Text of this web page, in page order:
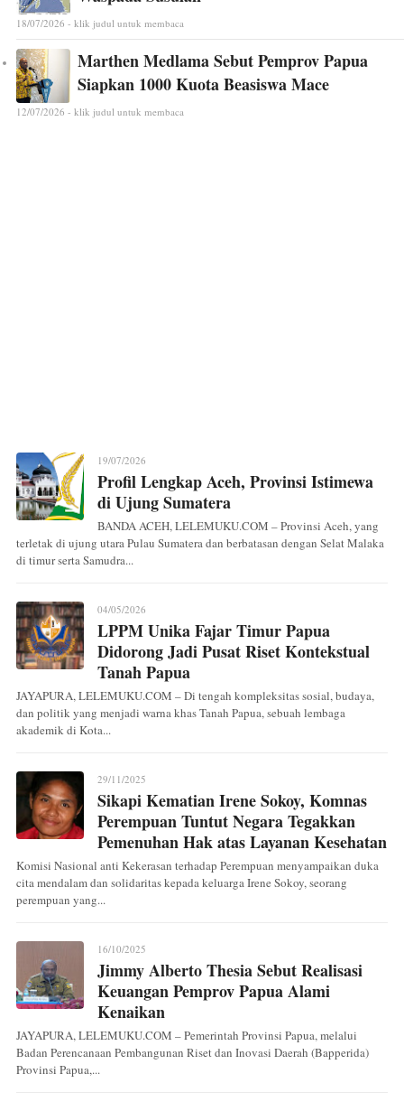
18/07/2026 - klik judul untuk membaca
Marthen Medlama Sebut Pemprov Papua
Siapkan 1000 Kuota Beasiswa Mace
12/07/2026 - klik judul untuk membaca
19/07/2026
Profil Lengkap Aceh, Provinsi Istimewa
di Ujung Sumatera
BANDA ACEH, LELEMUKU.COM – Provinsi Aceh, yang
terletak di ujung utara Pulau Sumatera dan berbatasan dengan Selat Malaka
di timur serta Samudra...
04/05/2026
LPPM Unika Fajar Timur Papua
Didorong Jadi Pusat Riset Kontekstual
Tanah Papua
JAYAPURA, LELEMUKU.COM – Di tengah kompleksitas sosial, budaya,
dan politik yang menjadi warna khas Tanah Papua, sebuah lembaga
akademik di Kota...
29/11/2025
Sikapi Kematian Irene Sokoy, Komnas
Perempuan Tuntut Negara Tegakkan
Pemenuhan Hak atas Layanan Kesehatan
Komisi Nasional anti Kekerasan terhadap Perempuan menyampaikan duka
cita mendalam dan solidaritas kepada keluarga Irene Sokoy, seorang
perempuan yang...
16/10/2025
Jimmy Alberto Thesia Sebut Realisasi
Keuangan Pemprov Papua Alami
Kenaikan
JAYAPURA, LELEMUKU.COM – Pemerintah Provinsi Papua, melalui
Badan Perencanaan Pembangunan Riset dan Inovasi Daerah (Bapperida)
Provinsi Papua,...